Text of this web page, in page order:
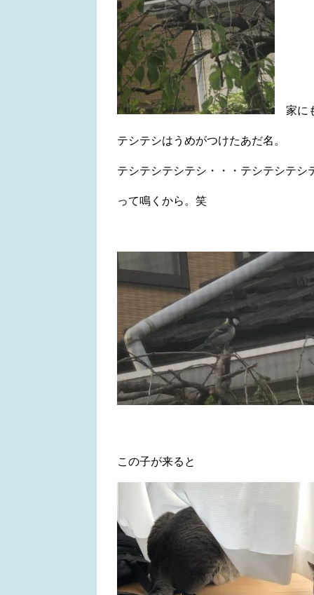
家に
テシテシはうめがつけたあだ名。
テシテシテシテシ・・・テシテシテシ
って鳴くから。笑
この子が来ると